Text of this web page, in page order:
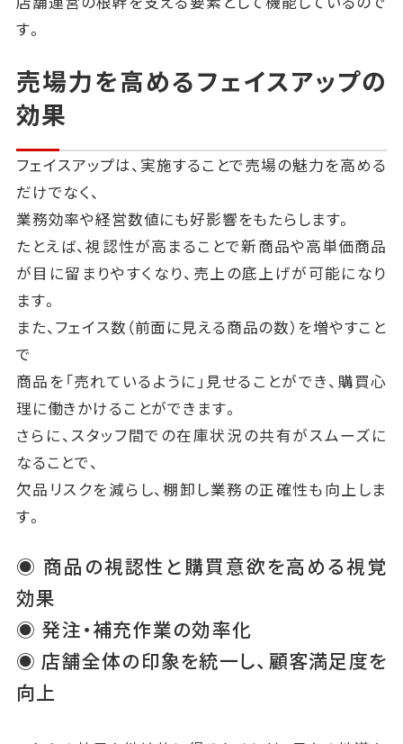
す。
売場力を高めるフェイスアップの
効果
フェイスアップは、実施することで売場の魅力を高める
だけでなく、
業務効率や経営数値にも好影響をもたらします。
たとえば、視認性が高まることで新商品や高単価商品
が目に留まりやすくなり、売上の底上げが可能になり
ます。
また、フェイス数（前面に見える商品の数）を増やすこと
で
商品を「売れているように」見せることができ、購買心
理に働きかけることができます。
さらに、スタッフ間での在庫状況の共有がスムーズに
なることで、
欠品リスクを減らし、棚卸し業務の正確性も向上しま
す。
◉ 商品の視認性と購買意欲を高める視覚
効果
◉ 発注・補充作業の効率化
◉ 店舗全体の印象を統一し、顧客満足度を
向上